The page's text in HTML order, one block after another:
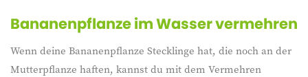
Bananenpflanze im Wasser vermehren
Wenn deine Bananenpflanze Stecklinge hat, die noch an der
Mutterpflanze haften, kannst du mit dem Vermehren